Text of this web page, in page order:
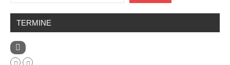
TERMINE